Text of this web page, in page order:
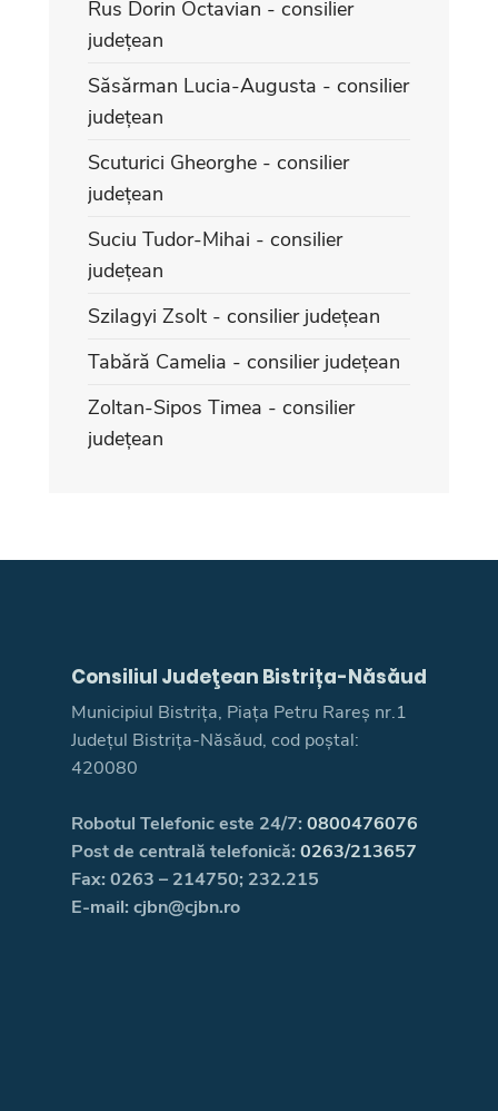
Rus Dorin Octavian - consilier
județean
Săsărman Lucia-Augusta - consilier
județean
Scuturici Gheorghe - consilier
județean
Suciu Tudor-Mihai - consilier
județean
Szilagyi Zsolt - consilier județean
Tabără Camelia - consilier județean
Zoltan-Sipos Timea - consilier
județean
Consiliul Judeţean Bistrița-Năsăud
Municipiul Bistrița, Piața Petru Rareș nr.1
Județul Bistrița-Năsăud, cod poștal:
420080
Robotul Telefonic este 24/7: 0800476076
Post de centrală telefonică: 0263/213657
Fax: 0263 – 214750; 232.215
E-mail: cjbn@cjbn.ro